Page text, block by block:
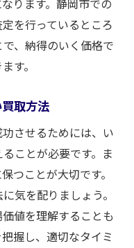
ります。静岡市での
を行っているところ
、納得のいく価格で
す。
取方法
させるためには、い
ことが必要です。ま
つことが大切です。
気を配りましょう。
値を理解することも
握し、適切なタイミ